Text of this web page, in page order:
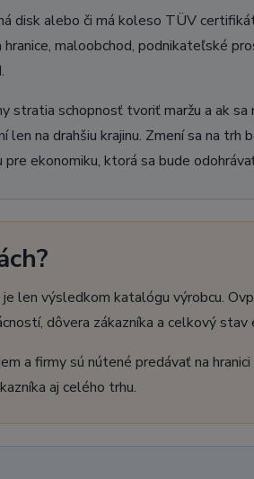
disk alebo či má koleso TÜV
maloobchod, podnikateľské
stratia schopnosť tvoriť maržu a ak
na drahšiu krajinu. Zmení sa na trh
ekonomiku, ktorá sa bude
len výsledkom katalógu výrobcu.
dôvera zákazníka a celkový stav
a firmy sú nútené predávať na
aj celého trhu.